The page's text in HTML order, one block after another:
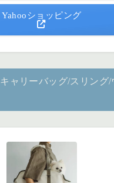
Yahooショッピング
キャリーバッグ/スリング/